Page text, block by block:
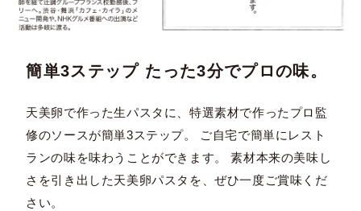
簡単3ステップ たった3分でプロの味。
天美卵で作った生パスタに、特選素材で作ったプロ監
修のソースが簡単3ステップ。 ご自宅で簡単にレスト
ランの味を味わうことができます。 素材本来の美味し
さを引き出した天美卵パスタを、ぜひ一度ご賞味くだ
さい。